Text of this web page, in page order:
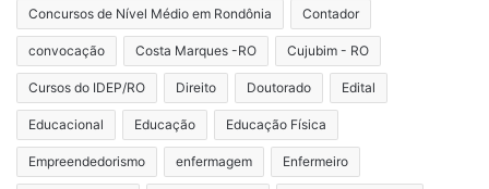
Concursos de Nível Médio em Rondônia Contador
convocação Costa Marques -RO Cujubim - RO
Cursos do IDEP/RO Direito Doutorado Edital
Educacional Educação Educação Física
Empreendedorismo enfermagem Enfermeiro